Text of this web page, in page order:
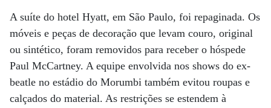
A suíte do hotel Hyatt, em São Paulo, foi repaginada. Os
móveis e peças de decoração que levam couro, original
ou sintético, foram removidos para receber o hóspede
Paul McCartney. A equipe envolvida nos shows do ex-
beatle no estádio do Morumbi também evitou roupas e
calçados do material. As restrições se estendem à